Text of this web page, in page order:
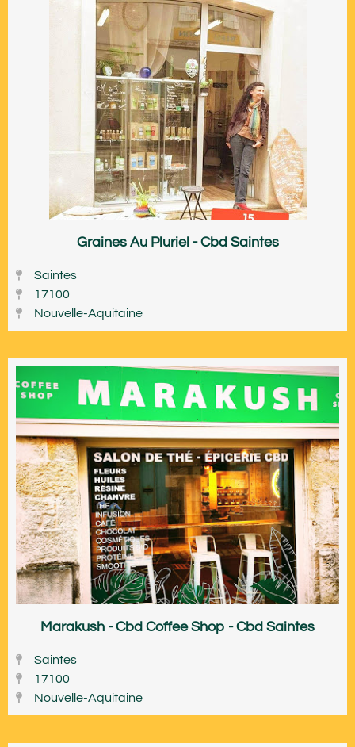
Graines Au Pluriel - Cbd Saintes
Saintes
17100
Nouvelle-Aquitaine
Marakush - Cbd Coffee Shop - Cbd Saintes
Saintes
17100
Nouvelle-Aquitaine